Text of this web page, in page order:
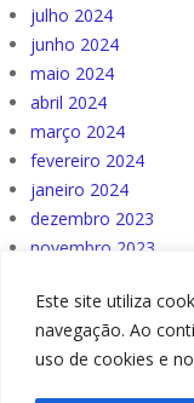
Este site utiliza
navegação. Ao
uso de cookies e
julho 2024
junho 2024
maio 2024
abril 2024
março 2024
fevereiro 2024
janeiro 2024
dezembro 2023
novembro 2023